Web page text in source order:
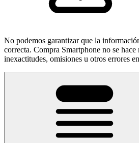
No podemos garantizar que la
correcta. Compra Smartphone no se hace
inexactitudes, omisiones u otros errores